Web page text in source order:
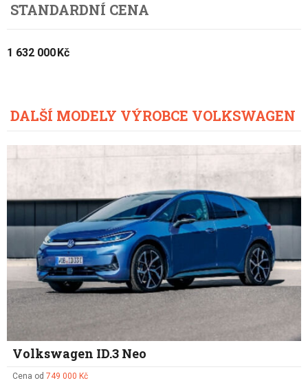
STANDARDNÍ CENA
1 632 000 Kč
DALŠÍ MODELY VÝROBCE VOLKSWAGEN
Volkswagen ID.3 Neo
Cena od 749 000 Kč